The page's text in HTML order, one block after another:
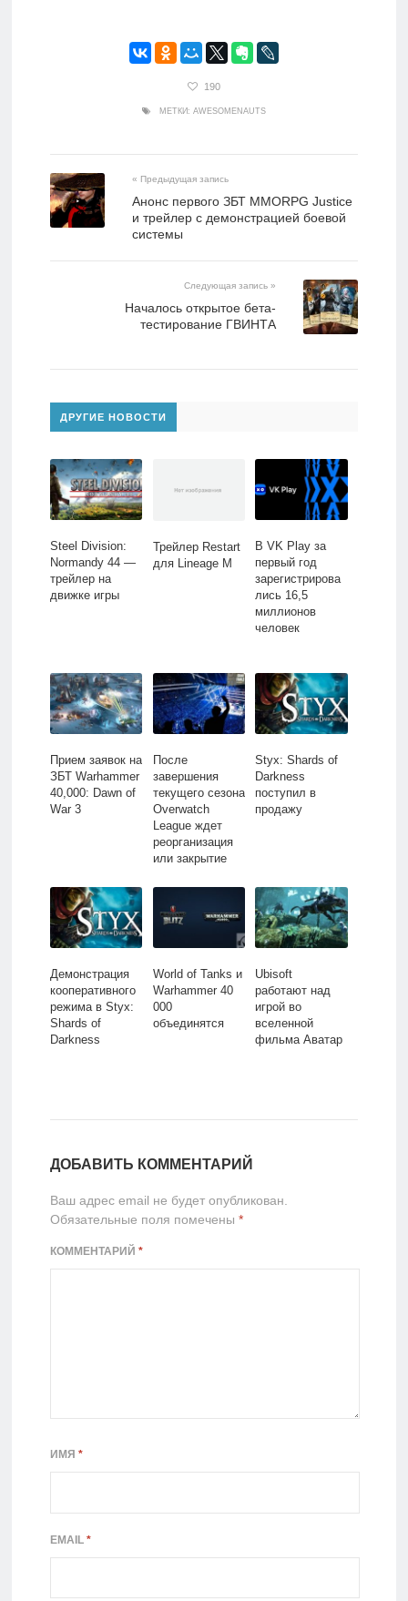
190
МЕТКИ: AWESOMENAUTS
« Предыдущая запись
Анонс первого ЗБТ MMORPG Justice
и трейлер с демонстрацией боевой
системы
Следующая запись »
Началось открытое бета-
тестирование ГВИНТА
ДРУГИЕ НОВОСТИ
Steel Division:
Normandy 44 —
трейлер на
движке игры
Трейлер Restart
для Lineage M
В VK Play за
первый год
зарегистрирова
лись 16,5
миллионов
человек
Прием заявок на
ЗБТ Warhammer
40,000: Dawn of
War 3
После
завершения
текущего сезона
Overwatch
League ждет
реорганизация
или закрытие
Styx: Shards of
Darkness
поступил в
продажу
Демонстрация
кооперативного
режима в Styx:
Shards of
Darkness
World of Tanks и
Warhammer 40
000
объединятся
Ubisoft
работают над
игрой во
вселенной
фильма Аватар
ДОБАВИТЬ КОММЕНТАРИЙ
Ваш адрес email не будет опубликован.
Обязательные поля помечены *
КОММЕНТАРИЙ *
ИМЯ *
EMAIL *